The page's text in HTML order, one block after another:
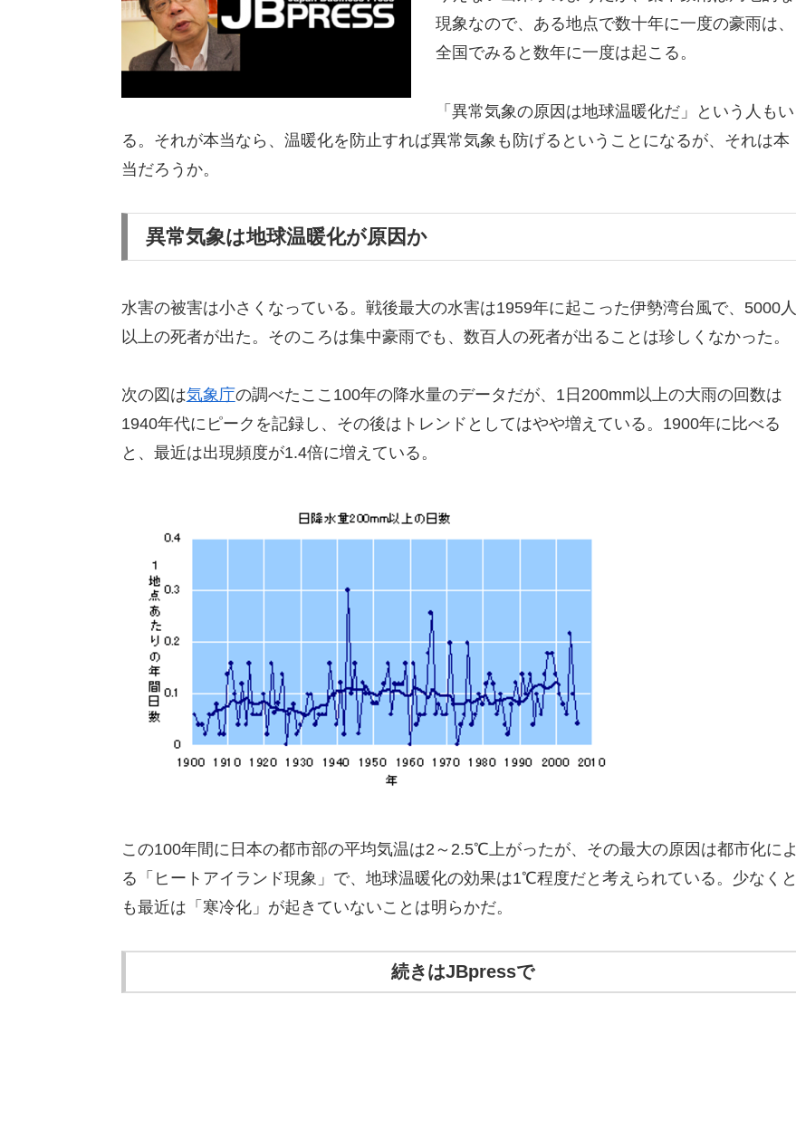
現象なので、ある地点で数十年に一度の豪雨は、
全国でみると数年に一度は起こる。
「異常気象の原因は地球温暖化だ」という人もい
る。それが本当なら、温暖化を防止すれば異常気象も防げるということになるが、それは本
当だろうか。
異常気象は地球温暖化が原因か
水害の被害は小さくなっている。戦後最大の水害は1959年に起こった伊勢湾台風で、5000人
以上の死者が出た。そのころは集中豪雨でも、数百人の死者が出ることは珍しくなかった。
次の図は気象庁の調べたここ100年の降水量のデータだが、1日200mm以上の大雨の回数は
1940年代にピークを記録し、その後はトレンドとしてはやや増えている。1900年に比べる
と、最近は出現頻度が1.4倍に増えている。
この100年間に日本の都市部の平均気温は2～2.5℃上がったが、その最大の原因は都市化によ
る「ヒートアイランド現象」で、地球温暖化の効果は1℃程度だと考えられている。少なくと
も最近は「寒冷化」が起きていないことは明らかだ。
続きはJBpressで